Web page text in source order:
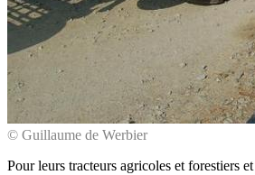
© Guillaume de Werbier
Pour leurs tracteurs agricoles et forestiers